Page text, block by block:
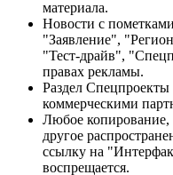
материала.
Новости с
"Заявление",
"Тест-драйв",
правах рекламы.
Раздел Спецпроекты
коммерческими
Любое копирование,
другое
ссылку на
воспрещается.